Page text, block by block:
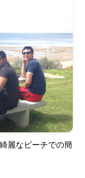
麗なビーチでの簡